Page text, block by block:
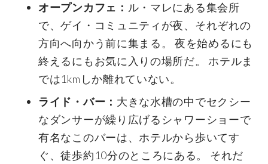
オープンカフェ： ル・マレにある集会所
で、ゲイ・コミュニティが夜、それぞれの
方向へ向かう前に集まる。 夜を始めるにも
終えるにもお気に入りの場所だ。 ホテルま
では1kmしか離れていない。
ライド・バー： 大きな水槽の中でセクシー
なダンサーが繰り広げるシャワーショーで
有名なこのバーは、ホテルから歩いてす
ぐ、徒歩約10分のところにある。 それだ